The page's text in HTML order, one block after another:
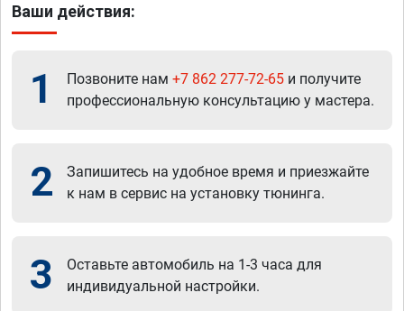
Ваши действия:
1 Позвоните нам +7 862 277-72-65 и получите
профессиональную консультацию у мастера.
2
Запишитесь на удобное время и приезжайте
к нам в сервис на установку тюнинга.
3
Оставьте автомобиль на 1-3 часа для
индивидуальной настройки.